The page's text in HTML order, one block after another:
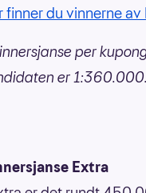
finner du vinnerne av
per
er
Extra